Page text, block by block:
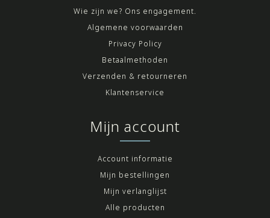
Wie zijn we? Ons engagement.
Algemene voorwaarden
Privacy Policy
Betaalmethoden
Verzenden & retourneren
Klantenservice
Mijn account
Account informatie
Mijn bestellingen
Mijn verlanglijst
Alle producten